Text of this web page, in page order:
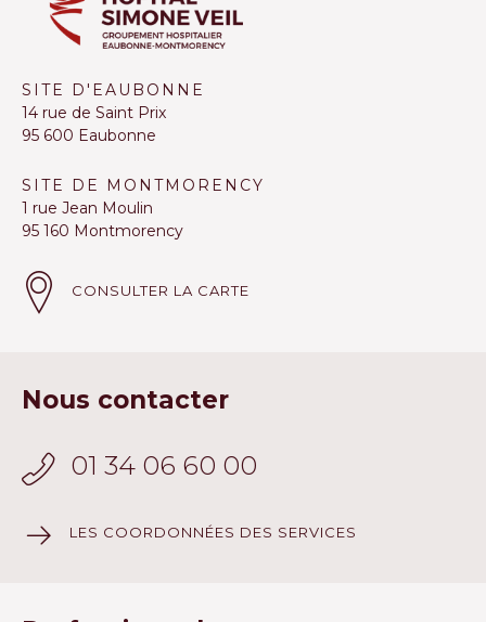
SITE D'EAUBONNE
14 rue de Saint Prix
95 600 Eaubonne
SITE DE MONTMORENCY
1 rue Jean Moulin
95 160 Montmorency
CONSULTER LA CARTE
Nous contacter
01 34 06 60 00
LES COORDONNÉES DES SERVICES